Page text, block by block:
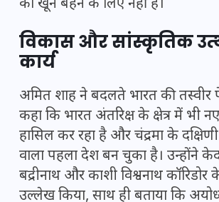
का खून बहने के लिए नहीं है।
विकास और सांस्कृतिक
कार्य
अमित शाह ने बदलते भारत की
कहा कि भारत अंतरिक्ष के क्षेत्र में भी
हासिल कर रहा है और चंद्रमा के
वाला पहला देश बन चुका है। उन्होंने
बद्रीनाथ और काशी विश्वनाथ कॉरिडोर
उल्लेख किया, साथ ही बताया कि